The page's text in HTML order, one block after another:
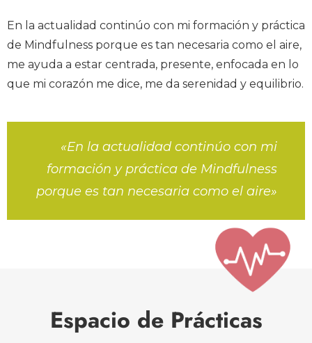
En la actualidad continúo con mi formación y práctica
de Mindfulness porque es tan necesaria como el aire,
me ayuda a estar centrada, presente, enfocada en lo
que mi corazón me dice, me da serenidad y equilibrio.
«En la actualidad continúo con mi
formación y práctica de Mindfulness
porque es tan necesaria como el aire»
Espacio de Prácticas